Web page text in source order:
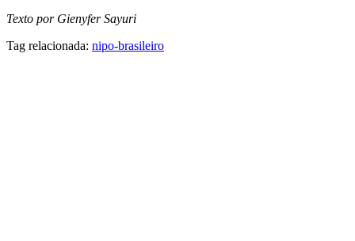
Texto por Gienyfer Sayuri
Tag relacionada: nipo-brasileiro